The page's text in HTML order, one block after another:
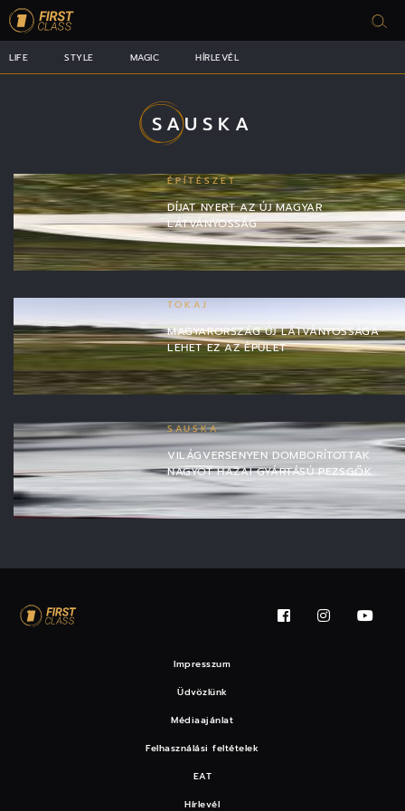
LIFE STYLE MAGIC HÍRLEVÉL
SAUSKA
ÉPÍTÉSZET
DÍJAT NYERT AZ ÚJ MAGYAR
LÁTVÁNYOSSÁG
TOKAJ
MAGYARORSZÁG ÚJ LÁTVÁNYOSSÁGA
LEHET EZ AZ ÉPÜLET
SAUSKA
VILÁGVERSENYEN DOMBORÍTOTTAK
NAGYOT HAZAI GYÁRTÁSÚ PEZSGŐK
Impresszum
Üdvözlünk
Médiaajánlat
Felhasználási feltételek
EAT
Hírlevél